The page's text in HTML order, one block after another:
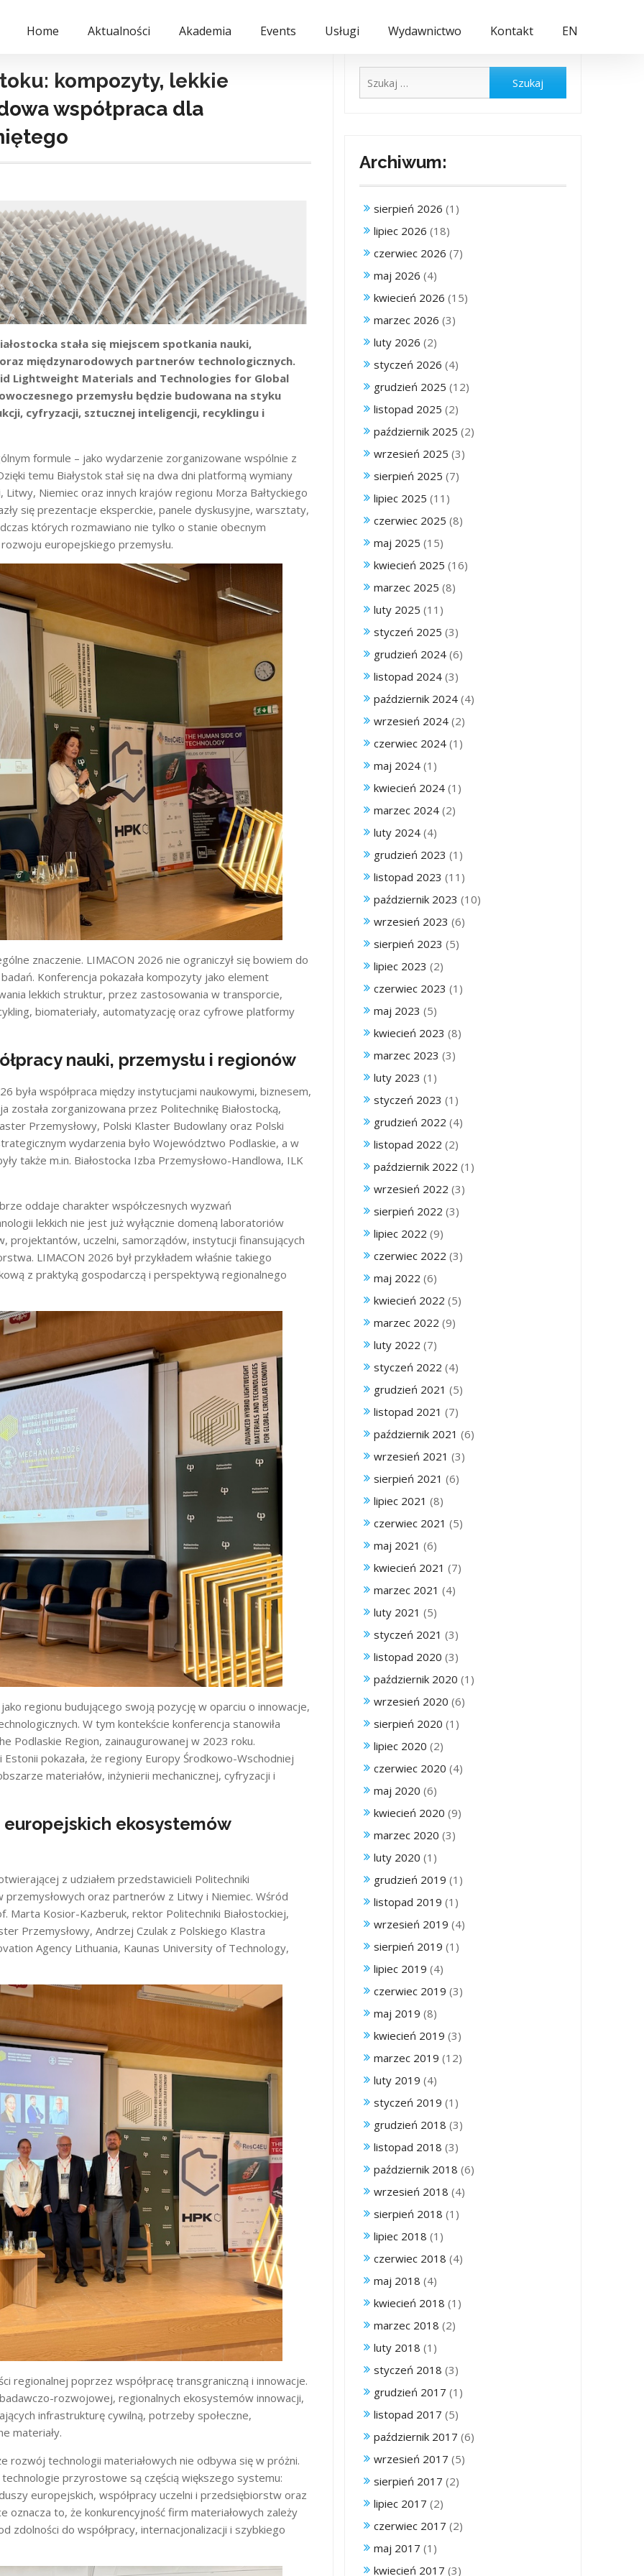
Home Aktualności Akademia Events Usługi Wydawnictwo Kontakt EN
kompozyty, lekkie
współpraca dla
stała się miejscem spotkania nauki,
międzynarodowych partnerów technologicznych.
Lightweight Materials and Technologies for Global
przemysłu będzie budowana na styku
cyfryzacji, sztucznej inteligencji, recyklingu i
formule – jako wydarzenie zorganizowane wspólnie z
temu Białystok stał się na dwa dni platformą wymiany
Niemiec oraz innych krajów regionu Morza Bałtyckiego
się prezentacje eksperckie, panele dyskusyjne, warsztaty,
których rozmawiano nie tylko o stanie obecnym
europejskiego przemysłu.
znaczenie. LIMACON 2026 nie ograniczył się bowiem do
Konferencja pokazała kompozyty jako element
lekkich struktur, przez zastosowania w transporcie,
biomateriały, automatyzację oraz cyfrowe platformy
nauki, przemysłu i regionów
była współpraca między instytucjami naukowymi, biznesem,
została zorganizowana przez Politechnikę Białostocką,
Przemysłowy, Polski Klaster Budowlany oraz Polski
wydarzenia było Województwo Podlaskie, a w
także m.in. Białostocka Izba Przemysłowo-Handlowa, ILK
oddaje charakter współczesnych wyzwań
lekkich nie jest już wyłącznie domeną laboratoriów
projektantów, uczelni, samorządów, instytucji finansujących
LIMACON 2026 był przykładem właśnie takiego
z praktyką gospodarczą i perspektywą regionalnego
regionu budującego swoją pozycję w oparciu o innowacje,
W tym kontekście konferencja stanowiła
Podlaskie Region, zainaugurowanej w 2023 roku.
pokazała, że regiony Europy Środkowo-Wschodniej
materiałów, inżynierii mechanicznej, cyfryzacji i
ekosystemów
z udziałem przedstawicieli Politechniki
oraz partnerów z Litwy i Niemiec. Wśród
Marta Kosior-Kazberuk, rektor Politechniki Białostockiej,
Przemysłowy, Andrzej Czulak z Polskiego Klastra
Agency Lithuania, Kaunas University of Technology,
regionalnej poprzez współpracę transgraniczną i innowacje.
rozwojowej, regionalnych ekosystemów innowacji,
infrastrukturę cywilną, potrzeby społeczne,
materiały.
rozwój technologii materiałowych nie odbywa się w próżni.
przyrostowe są częścią większego systemu:
europejskich, współpracy uczelni i przedsiębiorstw oraz
oznacza to, że konkurencyjność firm materiałowych zależy
zdolności do współpracy, internacjonalizacji i szybkiego
Archiwum:
sierpień 2026 (1)
lipiec 2026 (18)
czerwiec 2026 (7)
maj 2026 (4)
kwiecień 2026 (15)
marzec 2026 (3)
luty 2026 (2)
styczeń 2026 (4)
grudzień 2025 (12)
listopad 2025 (2)
październik 2025 (2)
wrzesień 2025 (3)
sierpień 2025 (7)
lipiec 2025 (11)
czerwiec 2025 (8)
maj 2025 (15)
kwiecień 2025 (16)
marzec 2025 (8)
luty 2025 (11)
styczeń 2025 (3)
grudzień 2024 (6)
listopad 2024 (3)
październik 2024 (4)
wrzesień 2024 (2)
czerwiec 2024 (1)
maj 2024 (1)
kwiecień 2024 (1)
marzec 2024 (2)
luty 2024 (4)
grudzień 2023 (1)
listopad 2023 (11)
październik 2023 (10)
wrzesień 2023 (6)
sierpień 2023 (5)
lipiec 2023 (2)
czerwiec 2023 (1)
maj 2023 (5)
kwiecień 2023 (8)
marzec 2023 (3)
luty 2023 (1)
styczeń 2023 (1)
grudzień 2022 (4)
listopad 2022 (2)
październik 2022 (1)
wrzesień 2022 (3)
sierpień 2022 (3)
lipiec 2022 (9)
czerwiec 2022 (3)
maj 2022 (6)
kwiecień 2022 (5)
marzec 2022 (9)
luty 2022 (7)
styczeń 2022 (4)
grudzień 2021 (5)
listopad 2021 (7)
październik 2021 (6)
wrzesień 2021 (3)
sierpień 2021 (6)
lipiec 2021 (8)
czerwiec 2021 (5)
maj 2021 (6)
kwiecień 2021 (7)
marzec 2021 (4)
luty 2021 (5)
styczeń 2021 (3)
listopad 2020 (3)
październik 2020 (1)
wrzesień 2020 (6)
sierpień 2020 (1)
lipiec 2020 (2)
czerwiec 2020 (4)
maj 2020 (6)
kwiecień 2020 (9)
marzec 2020 (3)
luty 2020 (1)
grudzień 2019 (1)
listopad 2019 (1)
wrzesień 2019 (4)
sierpień 2019 (1)
lipiec 2019 (4)
czerwiec 2019 (3)
maj 2019 (8)
kwiecień 2019 (3)
marzec 2019 (12)
luty 2019 (4)
styczeń 2019 (1)
grudzień 2018 (3)
listopad 2018 (3)
październik 2018 (6)
wrzesień 2018 (4)
sierpień 2018 (1)
lipiec 2018 (1)
czerwiec 2018 (4)
maj 2018 (4)
kwiecień 2018 (1)
marzec 2018 (2)
luty 2018 (1)
styczeń 2018 (3)
grudzień 2017 (1)
listopad 2017 (5)
październik 2017 (6)
wrzesień 2017 (5)
sierpień 2017 (2)
lipiec 2017 (2)
czerwiec 2017 (2)
maj 2017 (1)
kwiecień 2017 (3)